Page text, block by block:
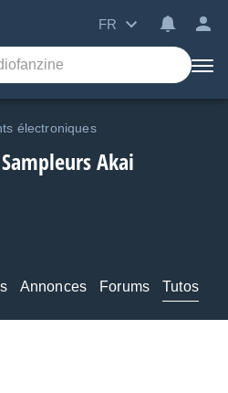
FR
électroniques
Akai
Annonces Forums Tutos